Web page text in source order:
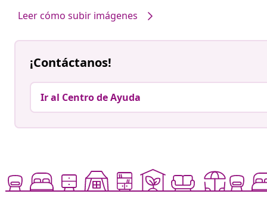
Leer cómo subir imágenes
¡Contáctanos!
Ir al Centro de Ayuda